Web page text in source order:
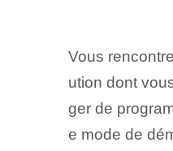
Vous
ution dont
ger de
e mode de